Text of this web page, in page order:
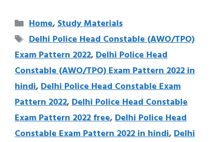
Categories
Home,Study Materials
Tags
Delhi Police Head Constable (AWO/TPO)
Exam Pattern 2022,Delhi Police Head
Constable (AWO/TPO) Exam Pattern 2022 in
hindi,Delhi Police Head Constable Exam
Pattern 2022,Delhi Police Head Constable
Exam Pattern 2022 free,Delhi Police Head
Constable Exam Pattern 2022 in hindi,Delhi